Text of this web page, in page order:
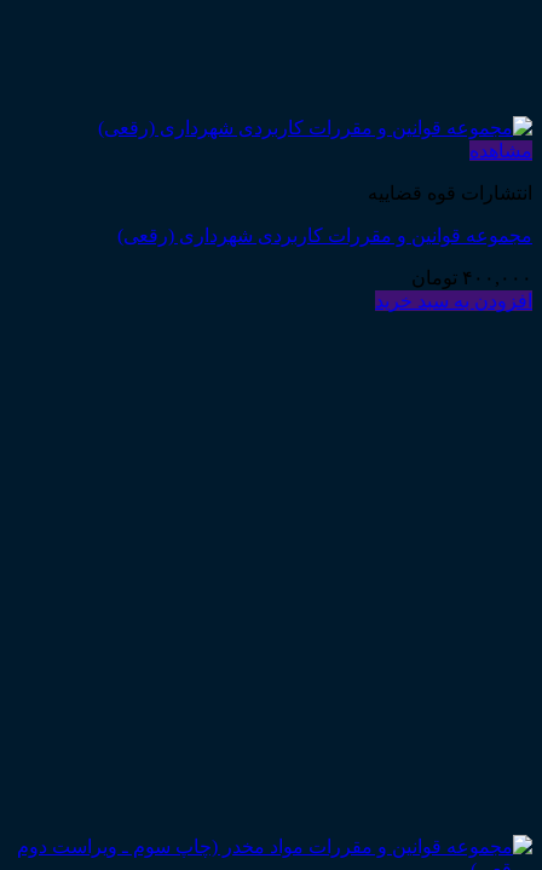
مشاهده
انتشارات قوه قضاییه
مجموعه قوانین و مقررات کاربردی شهرداری (رقعی)
۴۰۰,۰۰۰ تومان
افزودن به سبد خرید